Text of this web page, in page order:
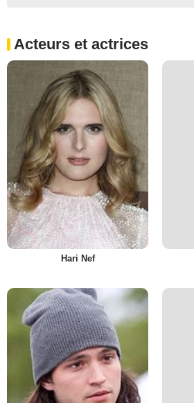
Acteurs et actrices
Hari Nef